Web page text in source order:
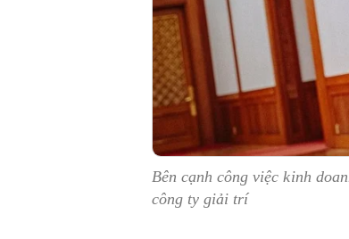
Bên cạnh công việc kinh
công ty giải trí